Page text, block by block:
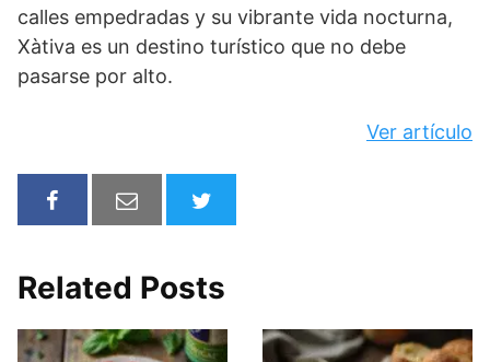
calles empedradas y su vibrante vida nocturna,
Xàtiva es un destino turístico que no debe
pasarse por alto.
Ver artículo
Related Posts